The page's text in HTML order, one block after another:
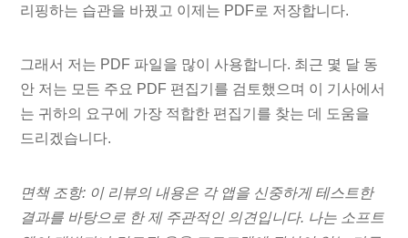
리핑하는 습관을 바꿨고 이제는 PDF로 저장합니다.
그래서 저는 PDF 파일을 많이 사용합니다. 최근 몇 달 동
안 저는 모든 주요 PDF 편집기를 검토했으며 이 기사에서
는 귀하의 요구에 가장 적합한 편집기를 찾는 데 도움을
드리겠습니다.
면책 조항: 이 리뷰의 내용은 각 앱을 신중하게 테스트한
결과를 바탕으로 한 제 주관적인 의견입니다. 나는 소프트